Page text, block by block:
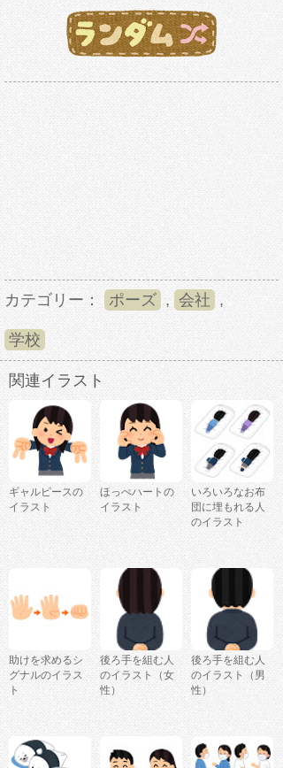
カテゴリー： ポーズ , 会社 ,
学校
関連イラスト
ギャルピースの
イラスト
ほっぺハートの
イラスト
いろいろなお布
団に埋もれる人
のイラスト
助けを求めるシ
グナルのイラス
ト
後ろ手を組む人
のイラスト（女
性）
後ろ手を組む人
のイラスト（男
性）